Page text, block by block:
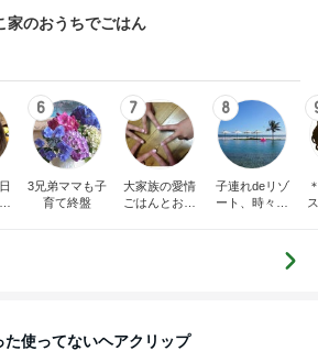
家のおうちでごはん
6
3兄弟ママも子
育て終盤
7
大家族の愛情
ごはんとお弁
8
子連れdeリゾ
ート、時々キ
た使ってないヘアクリップ